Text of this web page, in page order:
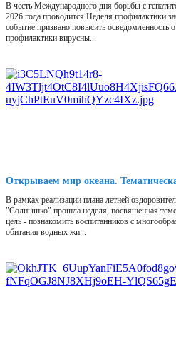
В честь Международного дня борьбы с
2026 года проводится Неделя профилактики
событие призвано повысить осведомленность
профилактики вирусны...
Открываем мир океана.
В рамках реализации плана летней
"Солнышко" прошла неделя, посвященная
цель - познакомить воспитанников с
обитания водных жи...